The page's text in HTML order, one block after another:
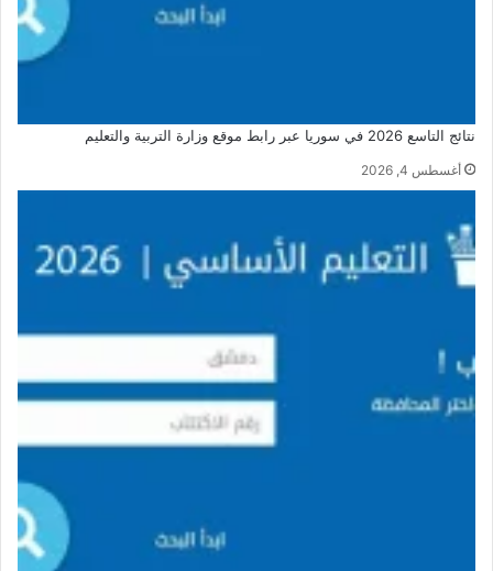
نتائج التاسع 2026 في سوريا عبر رابط موقع وزارة التربية والتعليم
أغسطس 4, 2026